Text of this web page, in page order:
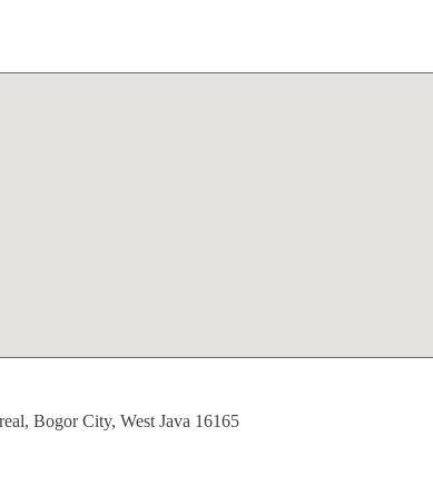
Bogor City, West Java 16165